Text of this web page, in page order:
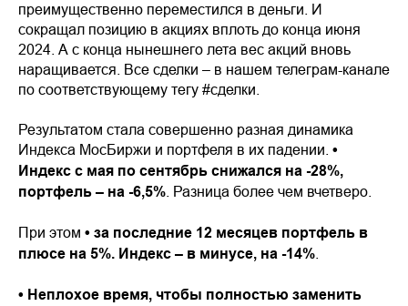
преимущественно переместился в деньги. И
сокращал позицию в акциях вплоть до конца июня
2024. А с конца нынешнего лета вес акций вновь
наращивается. Все сделки – в нашем телеграм-канале
по соответствующему тегу #сделки.
Результатом стала совершенно разная динамика
Индекса МосБиржи и портфеля в их падении. •
Индекс с мая по сентябрь снижался на -28%,
портфель – на -6,5% . Разница более чем вчетверо.
При этом • за последние 12 месяцев портфель в
плюсе на 5%. Индекс – в минусе, на -14%
• Неплохое время, чтобы полностью заменить